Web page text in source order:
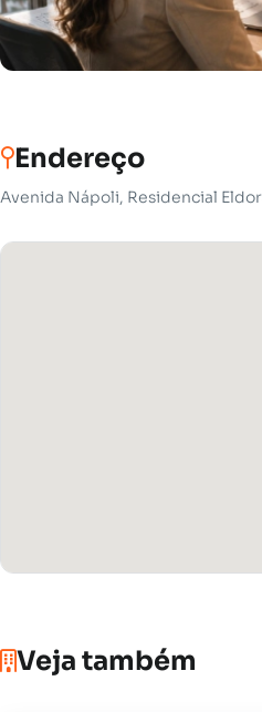
Endereço
Avenida Nápoli, Residencial
Veja também